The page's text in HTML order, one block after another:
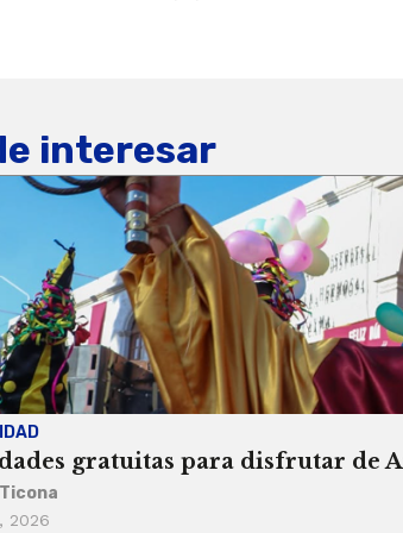
interesar
gratuitas para disfrutar de
2026